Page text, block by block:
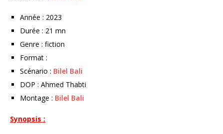
Année : 2023
Durée : 21 mn
Genre : fiction
Format :
Scénario : Bilel Bali
DOP : Ahmed Thabti
Montage : Bilel Bali
Synopsis :